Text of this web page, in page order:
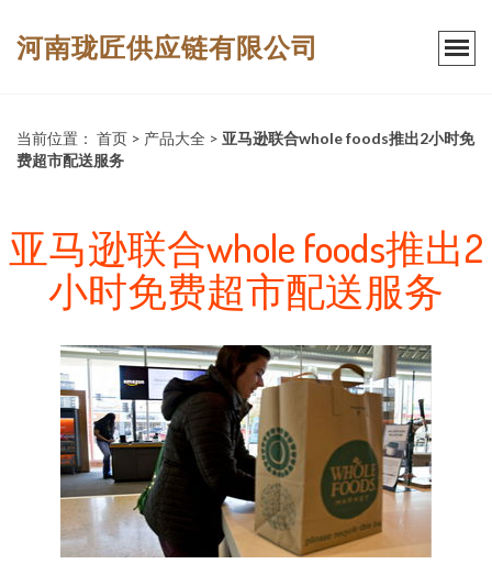
河南珑匠供应链有限公司
当前位置： 首页 > 产品大全 > 亚马逊联合whole foods推出2小时免
费超市配送服务
亚马逊联合whole foods推出2
小时免费超市配送服务